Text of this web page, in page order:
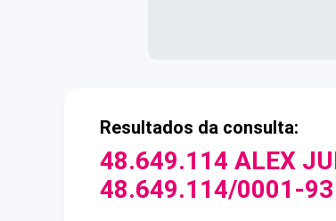
Resultados da consulta:
48.649.114 ALEX
48.649.114/0001-93